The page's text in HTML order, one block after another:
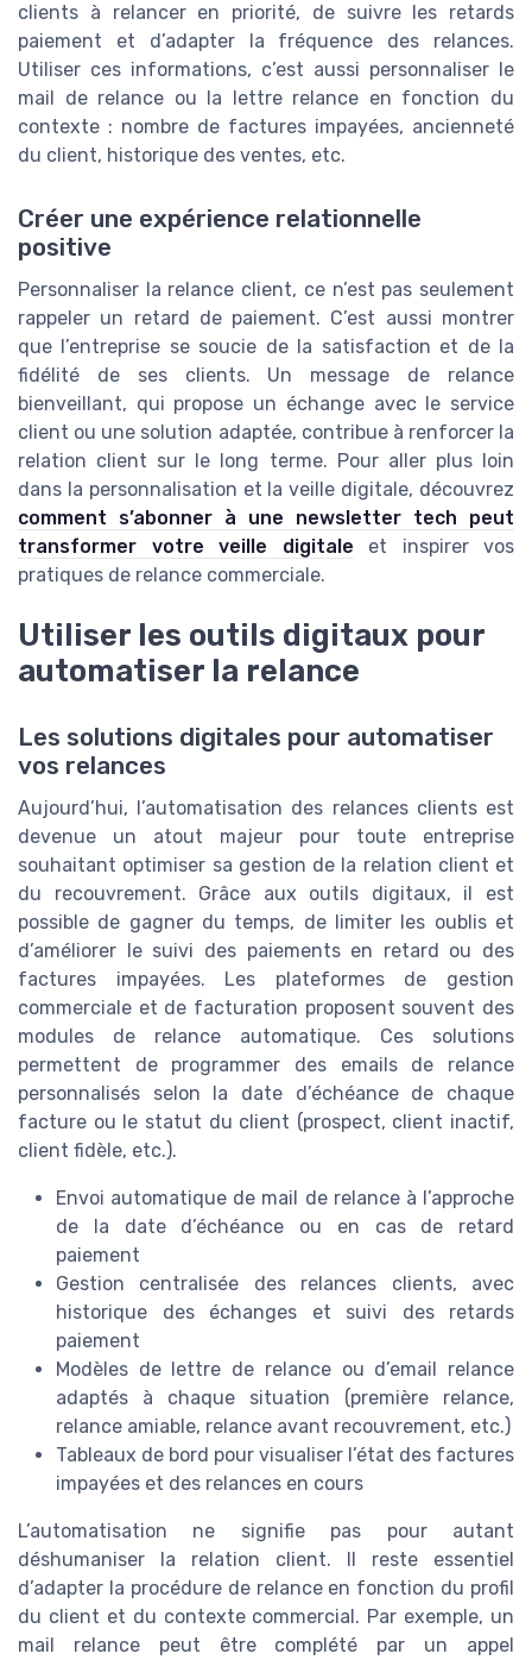
clients à relancer en priorité, de suivre les retards
paiement et d’adapter la fréquence des relances.
Utiliser ces informations, c’est aussi personnaliser le
mail de relance ou la lettre relance en fonction du
contexte : nombre de factures impayées, ancienneté
du client, historique des ventes, etc.
Créer une expérience relationnelle
positive
Personnaliser la relance client, ce n’est pas seulement
rappeler un retard de paiement. C’est aussi montrer
que l’entreprise se soucie de la satisfaction et de la
fidélité de ses clients. Un message de relance
bienveillant, qui propose un échange avec le service
client ou une solution adaptée, contribue à renforcer la
relation client sur le long terme. Pour aller plus loin
dans la personnalisation et la veille digitale, découvrez
comment s’abonner à une newsletter tech peut
transformer votre veille digitale et inspirer vos
pratiques de relance commerciale.
Utiliser les outils digitaux pour
automatiser la relance
Les solutions digitales pour automatiser
vos relances
Aujourd’hui, l’automatisation des relances clients est
devenue un atout majeur pour toute entreprise
souhaitant optimiser sa gestion de la relation client et
du recouvrement. Grâce aux outils digitaux, il est
possible de gagner du temps, de limiter les oublis et
d’améliorer le suivi des paiements en retard ou des
factures impayées. Les plateformes de gestion
commerciale et de facturation proposent souvent des
modules de relance automatique. Ces solutions
permettent de programmer des emails de relance
personnalisés selon la date d’échéance de chaque
facture ou le statut du client (prospect, client inactif,
client fidèle, etc.).
Envoi automatique de mail de relance à l’approche
de la date d’échéance ou en cas de retard
paiement
Gestion centralisée des relances clients, avec
historique des échanges et suivi des retards
paiement
Modèles de lettre de relance ou d’email relance
adaptés à chaque situation (première relance,
relance amiable, relance avant recouvrement, etc.)
Tableaux de bord pour visualiser l’état des factures
impayées et des relances en cours
L’automatisation ne signifie pas pour autant
déshumaniser la relation client. Il reste essentiel
d’adapter la procédure de relance en fonction du profil
du client et du contexte commercial. Par exemple, un
mail relance peut être complété par un appel